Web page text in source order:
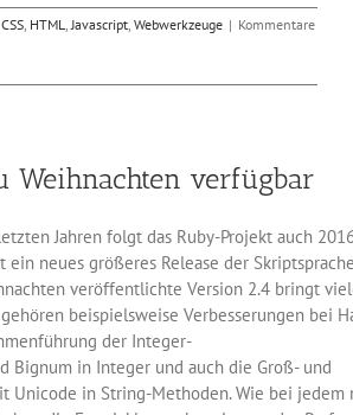
CSS, HTML,Javascript, Webwerkzeuge | Kommentare
Weihnachten verfügbar
Jahren folgt das Ruby-Projekt auch
ein neues größeres Release der
veröffentlichte Version 2.4 bringt
beispielsweise Verbesserungen bei
der Integer-
Bignum in Integer und auch die Groß- und
Unicode in String-Methoden. Wie bei jedem